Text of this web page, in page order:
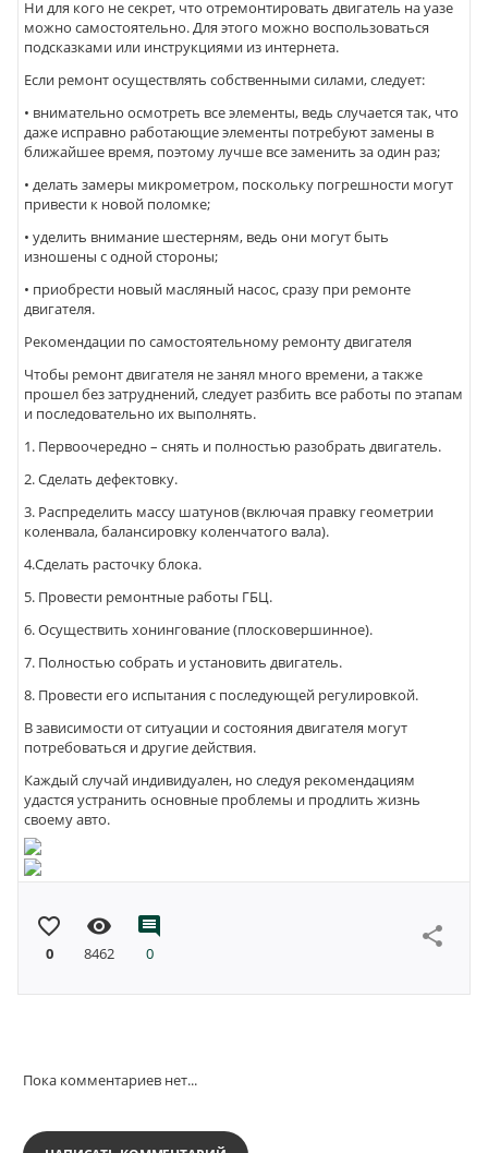
Ни для кого не секрет, что отремонтировать двигатель на уазе
можно самостоятельно. Для этого можно воспользоваться
подсказками или инструкциями из интернета.
Если ремонт осуществлять собственными силами, следует:
• внимательно осмотреть все элементы, ведь случается так, что
даже исправно работающие элементы потребуют замены в
ближайшее время, поэтому лучше все заменить за один раз;
• делать замеры микрометром, поскольку погрешности могут
привести к новой поломке;
• уделить внимание шестерням, ведь они могут быть
изношены с одной стороны;
• приобрести новый масляный насос, сразу при ремонте
двигателя.
Рекомендации по самостоятельному ремонту двигателя
Чтобы ремонт двигателя не занял много времени, а также
прошел без затруднений, следует разбить все работы по этапам
и последовательно их выполнять.
1. Первоочередно – снять и полностью разобрать двигатель.
2. Сделать дефектовку.
3. Распределить массу шатунов (включая правку геометрии
коленвала, балансировку коленчатого вала).
4.Сделать расточку блока.
5. Провести ремонтные работы ГБЦ.
6. Осуществить хонингование (плосковершинное).
7. Полностью собрать и установить двигатель.
8. Провести его испытания с последующей регулировкой.
В зависимости от ситуации и состояния двигателя могут
потребоваться и другие действия.
Каждый случай индивидуален, но следуя рекомендациям
удастся устранить основные проблемы и продлить жизнь
своему авто.
favorite_border
0
visibility
8462
comment
0
share
Пока комментариев нет...